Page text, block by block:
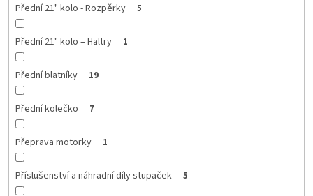
Přední 21" kolo - Rozpěrky 5
Přední 21" kolo – Haltry 1
Přední blatníky 19
Přední kolečko 7
Přeprava motorky 1
Příslušenství a náhradní díly stupaček 5